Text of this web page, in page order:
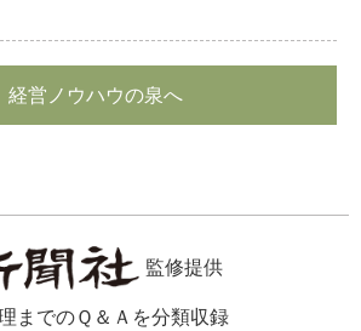
経営ノウハウの泉へ
監修提供
までのＱ＆Ａを分類収録